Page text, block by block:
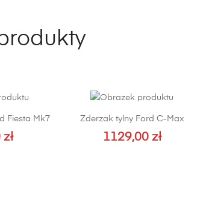
Fiesta Mk7
zł
Zderzak tylny Ford C-Max
1129,00 zł